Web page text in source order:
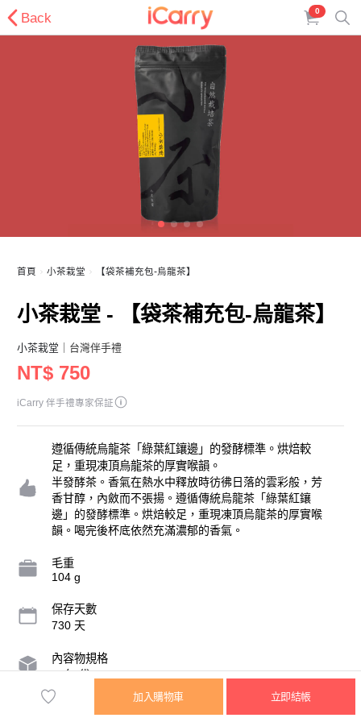
Back 0
首頁 小茶栽堂 【袋茶補充包-烏龍茶】
小茶栽堂 - 【袋茶補充包-烏龍茶】
小茶栽堂 ｜台灣伴手禮
NT$ 750
iCarry 伴手禮專家保証
遵循傳統烏龍茶「綠葉紅鑲邊」的發酵標準。烘焙較
足，重現凍頂烏龍茶的厚實喉韻。
半發酵茶。香氣在熱水中釋放時彷彿日落的雲彩般，芳
香甘醇，內斂而不張揚。遵循傳統烏龍茶「綠葉紅鑲
邊」的發酵標準。烘焙較足，重現凍頂烏龍茶的厚實喉
韻。喝完後杯底依然充滿濃郁的香氣。
毛重
104 g
保存天數
730 天
內容物規格
25包/袋
加入購物車 立即結帳